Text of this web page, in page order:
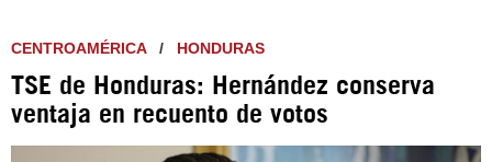
https://t.me/hispantvcanal
https://urmedium.com/c/hispantv
WhatsApp y Viber: +98 921 79 29 404
CENTROAMÉRICA/ HONDURAS
TSE de Honduras: Hernández conserva
ventaja en recuento de votos